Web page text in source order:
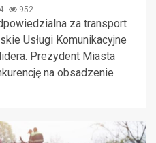
952
za transport
Usługi Komunikacyjne
Prezydent Miasta
na obsadzenie